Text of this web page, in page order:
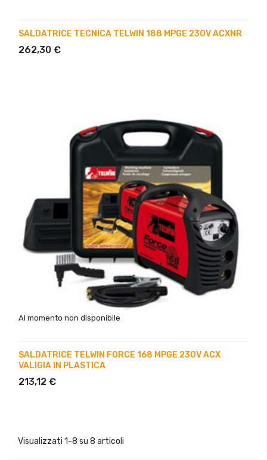
SALDATRICE TECNICA TELWIN 188 MPGE 230V ACXNR
262,30 €
Al momento non disponibile
SALDATRICE TELWIN FORCE 168 MPGE 230V ACX
VALIGIA IN PLASTICA
213,12 €
Visualizzati 1-8 su 8 articoli